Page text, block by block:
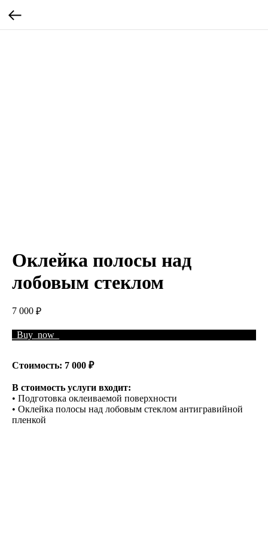
Оклейка полосы над
лобовым стеклом
7 000 ₽
_Buy_now_
Стоимость: 7 000 ₽
В стоимость услуги входит:
• Подготовка оклеиваемой поверхности
• Оклейка полосы над лобовым стеклом антигравийной
пленкой